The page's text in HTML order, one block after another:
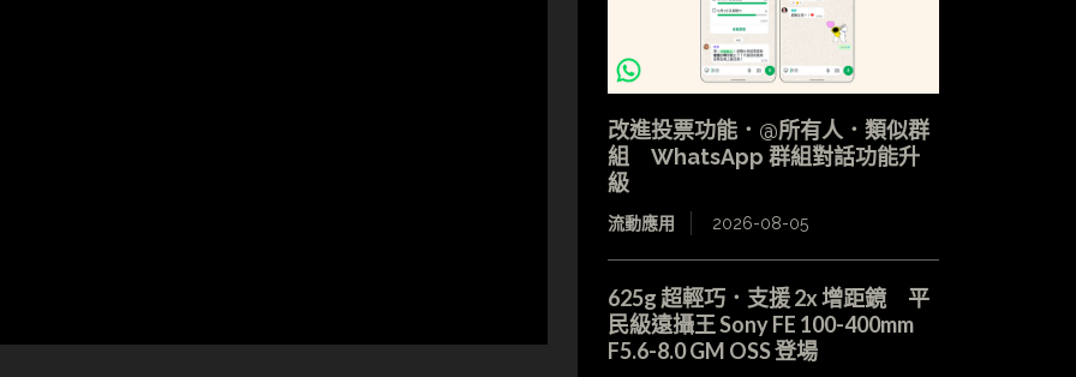
改進投票功能．@所有人．類似群
組 WhatsApp 群組對話功能升
級
流動應用 2026-08-05
625g 超輕巧．支援 2x 增距鏡 平
民級遠攝王 Sony FE 100-400mm
F5.6-8.0 GM OSS 登場